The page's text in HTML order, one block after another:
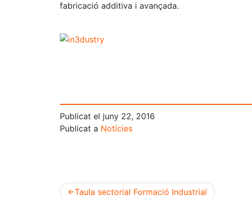
fabricació additiva i avançada.
Publicat el juny 22, 2016
Publicat a Notícies
Taula sectorial Formació Industrial